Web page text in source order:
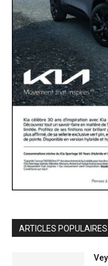
ARTICLES POPULAIRES